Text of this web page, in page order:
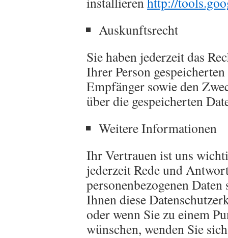
Auskunftsrecht
Sie haben jederzeit das
Ihrer Person
Empfänger sowie den
über die gespeicherten
Weitere Informationen
Ihr Vertrauen ist uns
jederzeit Rede und
personenbezogenen
Ihnen diese
oder wenn Sie zu einem
wünschen, wenden Sie